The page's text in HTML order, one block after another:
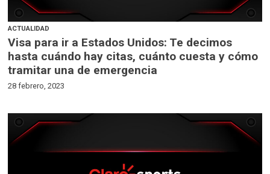
ACTUALIDAD
Visa para ir a Estados Unidos: Te decimos
hasta cuándo hay citas, cuánto cuesta y cómo
tramitar una de emergencia
28 febrero, 2023